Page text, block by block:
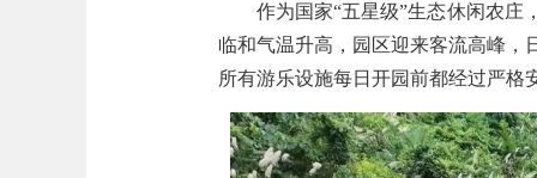
作为国家“五星级”生态休闲农庄
临和气温升高，园区迎来客流高峰，
所有游乐设施每日开园前都经过严格